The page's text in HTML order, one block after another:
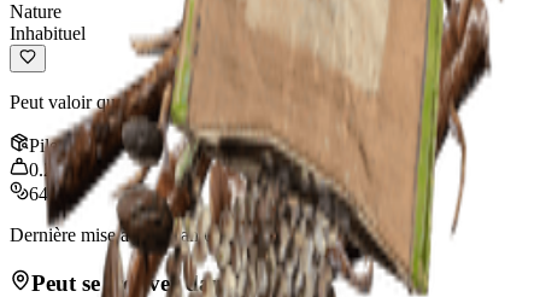
Nature
Inhabituel
Peut valoir quelques pièces.
Pile:10
0.2 kg
640
Dernière mise à jour
:Jan 09, 2026
Peut se trouver dans